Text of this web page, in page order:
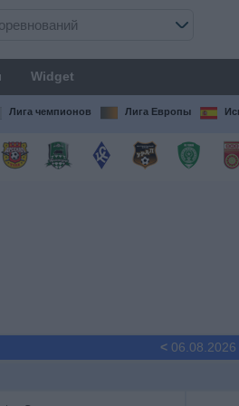
Widget
Лига чемпионов Лига Европы
< 06.08.2026